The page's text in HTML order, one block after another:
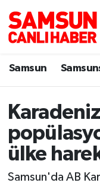
Samsun
ülke
Samsun'da AB
Samsun
Sokak
Genel
Samsun
Samsun Hava
Samsun
Samsun Trafik
Süper Lig